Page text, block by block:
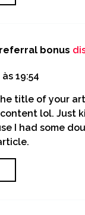
bonus
19:54
the title of your
lol. Just
I had some